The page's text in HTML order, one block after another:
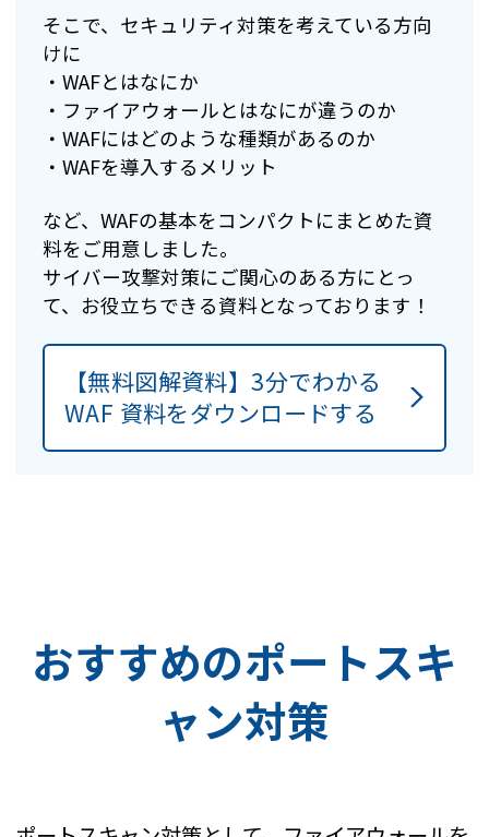
そこで、セキュリティ対策を考えている方向
けに
・WAFとはなにか
・ファイアウォールとはなにが違うのか
・WAFにはどのような種類があるのか
・WAFを導入するメリット
など、WAFの基本をコンパクトにまとめた資
料をご用意しました。
サイバー攻撃対策にご関心のある方にとっ
て、お役立ちできる資料となっております！
【無料図解資料】3分でわかる
WAF 資料をダウンロードする
おすすめのポートスキ
ャン対策